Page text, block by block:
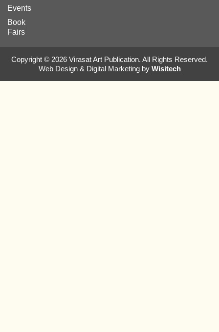
Events
Book
Fairs
Copyright © 2026 Virasat Art Publication. All Rights Reserved.
Web Design & Digital Marketing by Wisitech